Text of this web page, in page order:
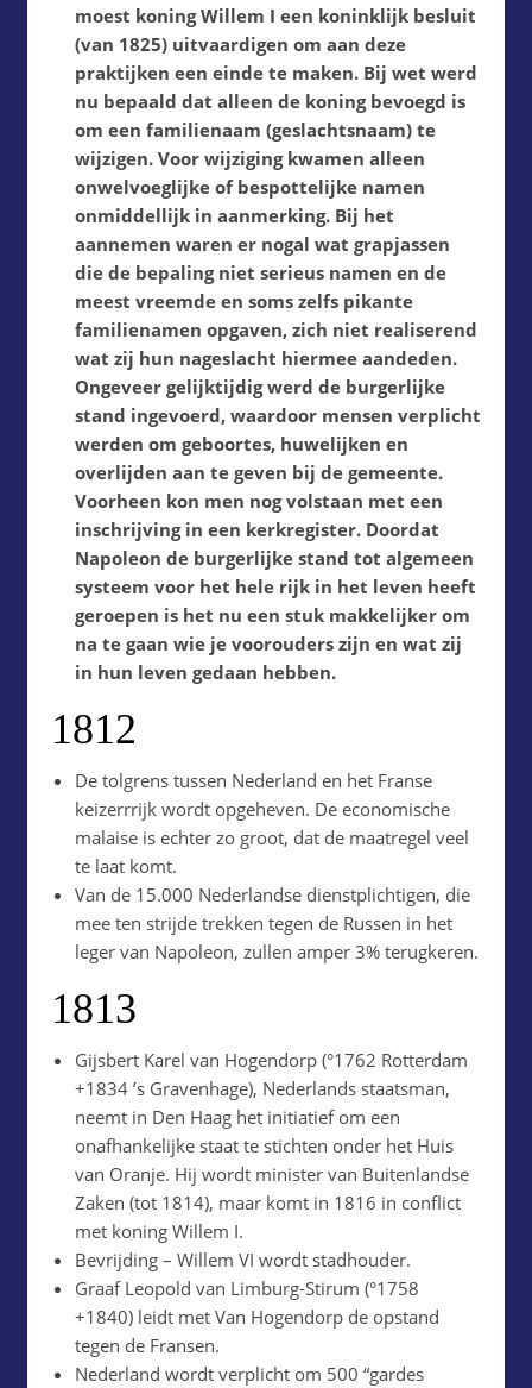
moest koning Willem I een koninklijk besluit
(van 1825) uitvaardigen om aan deze
praktijken een einde te maken. Bij wet werd
nu bepaald dat alleen de koning bevoegd is
om een familienaam (geslachtsnaam) te
wijzigen. Voor wijziging kwamen alleen
onwelvoeglijke of bespottelijke namen
onmiddellijk in aanmerking. Bij het
aannemen waren er nogal wat grapjassen
die de bepaling niet serieus namen en de
meest vreemde en soms zelfs pikante
familienamen opgaven, zich niet realiserend
wat zij hun nageslacht hiermee aandeden.
Ongeveer gelijktijdig werd de burgerlijke
stand ingevoerd, waardoor mensen verplicht
werden om geboortes, huwelijken en
overlijden aan te geven bij de gemeente.
Voorheen kon men nog volstaan met een
inschrijving in een kerkregister. Doordat
Napoleon de burgerlijke stand tot algemeen
systeem voor het hele rijk in het leven heeft
geroepen is het nu een stuk makkelijker om
na te gaan wie je voorouders zijn en wat zij
in hun leven gedaan hebben.
1812
De tolgrens tussen Nederland en het Franse
keizerrrijk wordt opgeheven. De economische
malaise is echter zo groot, dat de maatregel veel
te laat komt.
Van de 15.000 Nederlandse dienstplichtigen, die
mee ten strijde trekken tegen de Russen in het
leger van Napoleon, zullen amper 3% terugkeren.
1813
Gijsbert Karel van Hogendorp (°1762 Rotterdam
+1834 ’s Gravenhage), Nederlands staatsman,
neemt in Den Haag het initiatief om een
onafhankelijke staat te stichten onder het Huis
van Oranje. Hij wordt minister van Buitenlandse
Zaken (tot 1814), maar komt in 1816 in conflict
met koning Willem I.
Bevrijding – Willem VI wordt stadhouder.
Graaf Leopold van Limburg-Stirum (°1758
+1840) leidt met Van Hogendorp de opstand
tegen de Fransen.
Nederland wordt verplicht om 500 “gardes